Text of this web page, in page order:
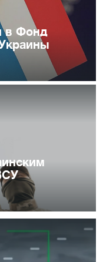
в Фонд